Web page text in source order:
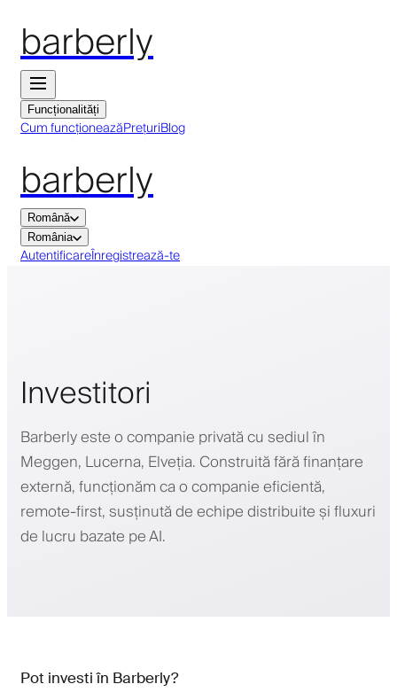
barberly
Funcționalități
Cum funcționeazăPrețuriBlog
barberly
Română
România
AutentificareÎnregistrează-te
Investitori
Barberly este o companie privată cu sediul în
Meggen, Lucerna, Elveția. Construită fără finanțare
externă, funcționăm ca o companie eficientă,
remote-first, susținută de echipe distribuite și fluxuri
de lucru bazate pe AI.
Pot investi în Barberly?